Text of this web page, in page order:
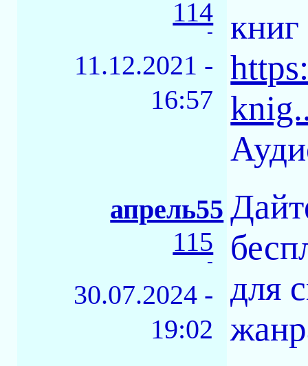
114
-
11.12.2021 -
16:57
книг
апрель55
115
-
30.07.2024 -
19:02
для